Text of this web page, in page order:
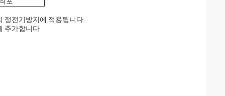
정전기방지에 적용됩니다.
추가합니다